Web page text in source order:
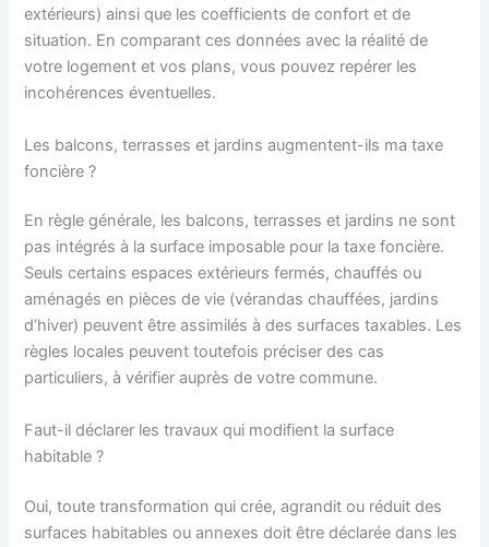
extérieurs) ainsi que les coefficients de confort et de
situation. En comparant ces données avec la réalité de
votre logement et vos plans, vous pouvez repérer les
incohérences éventuelles.
Les balcons, terrasses et jardins augmentent-ils ma taxe
foncière ?
En règle générale, les balcons, terrasses et jardins ne sont
pas intégrés à la surface imposable pour la taxe foncière.
Seuls certains espaces extérieurs fermés, chauffés ou
aménagés en pièces de vie (vérandas chauffées, jardins
d’hiver) peuvent être assimilés à des surfaces taxables. Les
règles locales peuvent toutefois préciser des cas
particuliers, à vérifier auprès de votre commune.
Faut-il déclarer les travaux qui modifient la surface
habitable ?
Oui, toute transformation qui crée, agrandit ou réduit des
surfaces habitables ou annexes doit être déclarée dans les